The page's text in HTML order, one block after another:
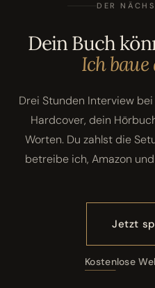
DER
Dein Buch
Ich
Drei Stunden Interview
Hardcover, dein
Worten. Du zahlst die
betreibe ich, Amazon
Jetzt
Kostenlose